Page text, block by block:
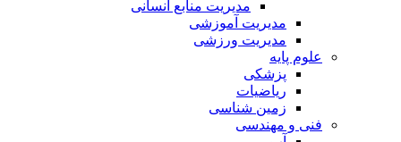
مدیریت منابع انسانی
مدیریت آموزشی
مدیریت ورزشی
علوم پایه
پزشکی
ریاضیات
زمین شناسی
فنی و مهندسی